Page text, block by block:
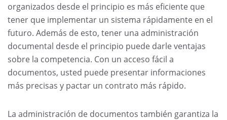
organizados desde el principio es más eficiente que
tener que implementar un sistema rápidamente en el
futuro. Además de esto, tener una administración
documental desde el principio puede darle ventajas
sobre la competencia. Con un acceso fácil a
documentos, usted puede presentar informaciones
más precisas y pactar un contrato más rápido.
La administración de documentos también garantiza la